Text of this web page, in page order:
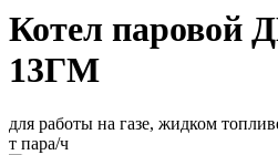
Котел паровой
13ГМ
для работы на газе, жидком
т пара/ч